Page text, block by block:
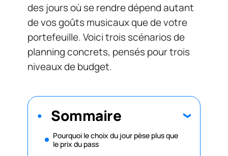
des jours où se rendre dépend autant
de vos goûts musicaux que de votre
portefeuille. Voici trois scénarios de
planning concrets, pensés pour trois
niveaux de budget.
Sommaire
Pourquoi le choix du jour pèse plus que
le prix du pass